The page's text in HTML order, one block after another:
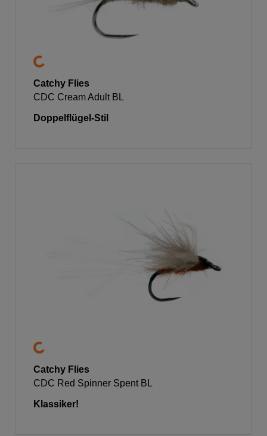
Catchy Flies
CDC Cream Adult BL
Doppelflügel-Stil
Catchy Flies
CDC Red Spinner Spent BL
Klassiker!